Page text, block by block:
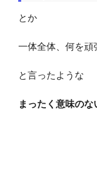
とか
一体全体、何を頑
と言ったような
まったく意味の